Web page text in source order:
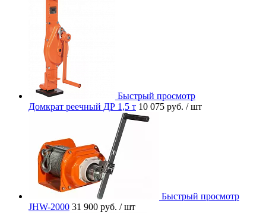
Быстрый просмотр
Домкрат реечный ДР 1,5 т 10 075 руб. / шт
Быстрый просмотр
JHW-2000 31 900 руб. / шт